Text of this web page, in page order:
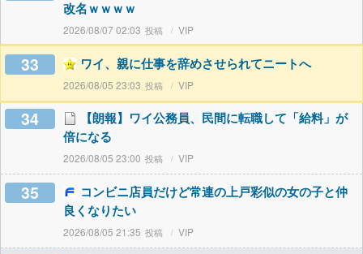
改名ｗｗｗｗ
2026/08/07 02:03 VIP
33 ワイ、親に仕事を辞めさせられてニートへ
2026/08/05 23:03 VIP
34
【朗報】ワイ公務員、民間に転職して「給料」が
倍になる
2026/08/05 23:00 VIP
35
コンビニ店員だけど常連の上戸彩似の女の子と仲
良くなりたい
2026/08/05 21:35 VIP